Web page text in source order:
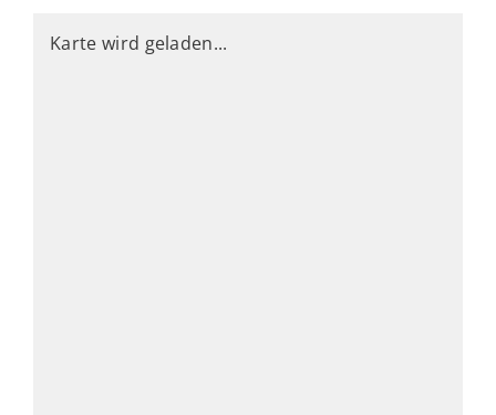
Karte wird geladen...